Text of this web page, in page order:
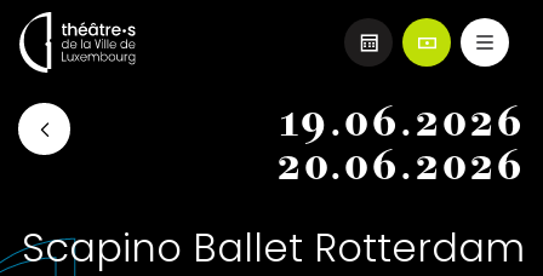
Aller
au
contenu
19.06.2026
20.06.2026
Scapino Ballet Rotterdam